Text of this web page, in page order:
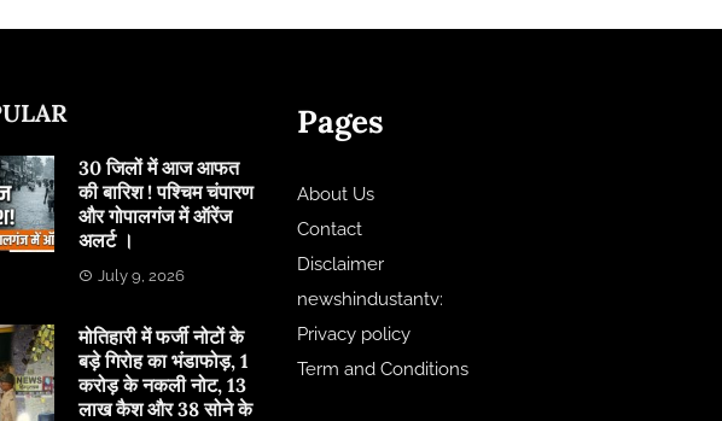
30 जिलों में आज आफत
की बारिश ! पश्चिम चंपारण
और गोपालगंज में ऑरेंज
अलर्ट ।
July 9, 2026
मोतिहारी में फर्जी नोटों के
बड़े गिरोह का भंडाफोड़, 1
करोड़ के नकली नोट, 13
लाख कैश और 38 सोने के
Pages
About Us
Contact
Disclaimer
newshindustantv:
Privacy policy
Term and Conditions